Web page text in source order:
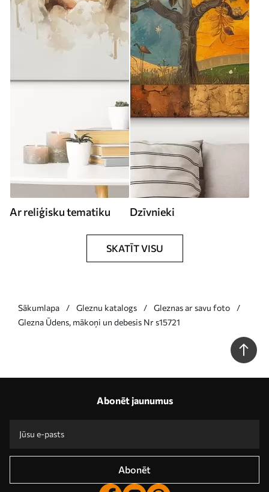
Ar reliģisku tematiku Dzīvnieki
SKATĪT VISU
Sākumlapa Gleznu katalogs
Gleznas ar savu foto
Glezna Ūdens, mākoņi un debesis Nr s15721
Abonēt jaunumus
Abonēt